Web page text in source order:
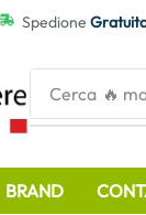
Spedione
Cerca 🔥
BRAND